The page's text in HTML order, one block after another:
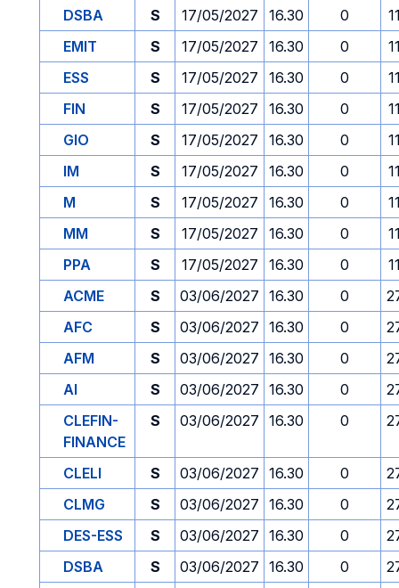
DSBA
S 17/05/2027 16.30 0
EMIT
S 17/05/2027 16.30 0
ESS
S 17/05/2027 16.30 0
FIN
S 17/05/2027 16.30 0
GIO
S 17/05/2027 16.30 0
IM
S 17/05/2027 16.30 0
M
S 17/05/2027 16.30 0
MM
S 17/05/2027 16.30 0
PPA
S 17/05/2027 16.30 0
ACME
S 03/06/2027 16.30 0
AFC
S 03/06/2027 16.30 0
AFM
S 03/06/2027 16.30 0
AI
S 03/06/2027 16.30 0
CLEFIN-
FINANCE
S 03/06/2027 16.30 0
CLELI S 03/06/2027 16.30 0
CLMG
S 03/06/2027 16.30 0
DES-ESS
S 03/06/2027 16.30 0
DSBA
S 03/06/2027 16.30 0